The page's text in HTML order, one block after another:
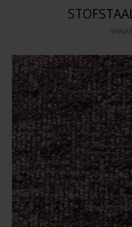
VANAF